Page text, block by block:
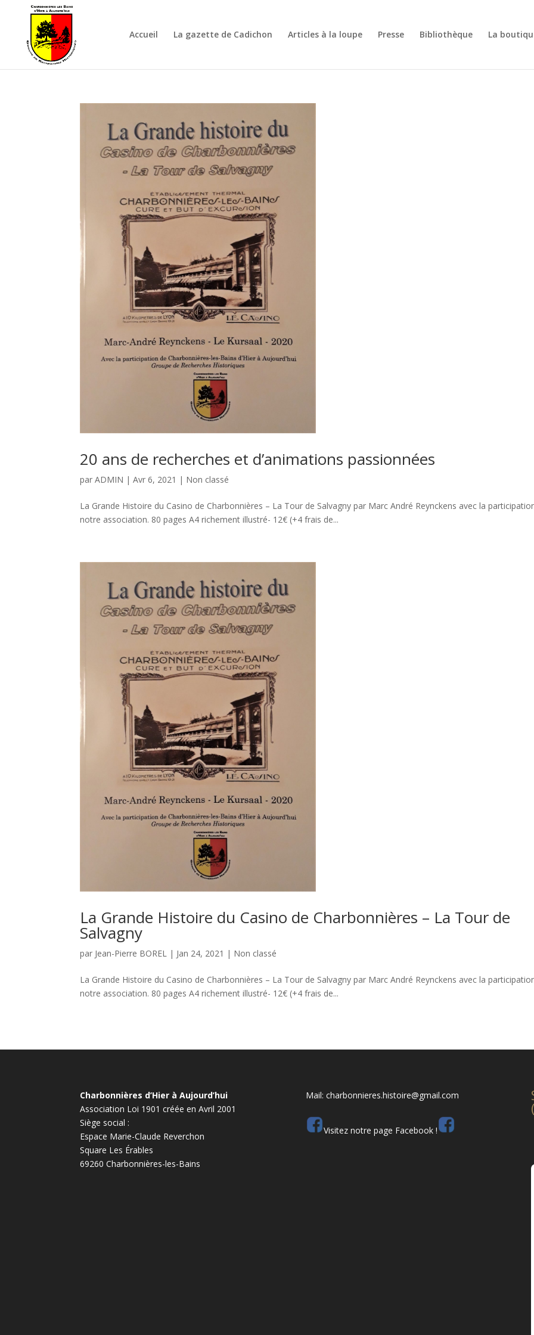
Accueil La gazette de Cadichon Articles à la loupe Presse Bibliothèque La
20 ans de recherches et d’animations passionnées
parADMIN |Avr 6, 2021 | Non classé
La Grande Histoire du Casino de Charbonnières – La Tour de Salvagny par Marc André Reynckens avec la
notre association. 80 pages A4 richement illustré- 12€ (+4 frais de...
La Grande Histoire du Casino de Charbonnières – La Tour de
Salvagny
par Jean-Pierre BOREL | Jan 24, 2021 | Non classé
La Grande Histoire du Casino de Charbonnières – La Tour de Salvagny par Marc André Reynckens avec la
notre association. 80 pages A4 richement illustré- 12€ (+4 frais de...
Charbonnières d’Hier à Aujourd’hui
Association Loi 1901 créée en Avril 2001
Siège social :
Espace Marie-Claude Reverchon
Square Les Érables
69260 Charbonnières-les-Bains
Mail: charbonnieres.histoire@gmail.com
Visitez notre page Facebook !